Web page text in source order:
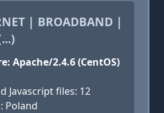
| BROADBAND |
Apache/2.4.6 (CentOS)
Javascript files: 12
Poland